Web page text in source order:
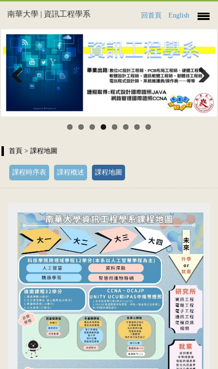
南華大學 | 資訊工程學系 回首頁 English
Next
首頁 > 課程地圖
課程時序表 課程概述 課程地圖